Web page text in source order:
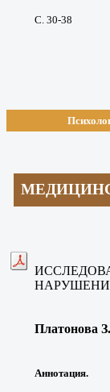
С. 30-38
Платонова
Аннотация.